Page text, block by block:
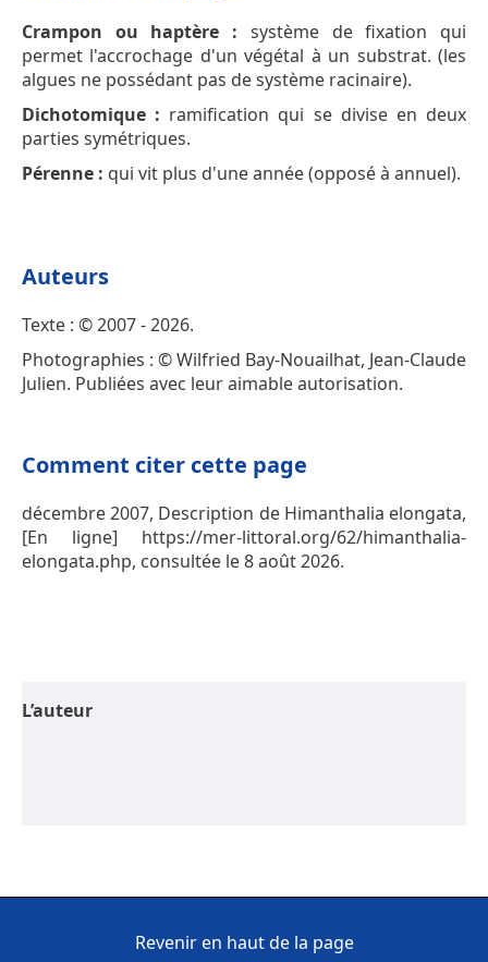
Crampon ou haptère : système de fixation qui
permet l'accrochage d'un végétal à un substrat. (les
algues ne possédant pas de système racinaire).
Dichotomique : ramification qui se divise en deux
parties symétriques.
Pérenne : qui vit plus d'une année (opposé à annuel).
Auteurs
Texte : © 2007 - 2026.
Photographies : © Wilfried Bay-Nouailhat, Jean-Claude
Julien. Publiées avec leur aimable autorisation.
Comment citer cette page
décembre 2007, Description de Himanthalia elongata,
[En ligne] https://mer-littoral.org/62/himanthalia-
elongata.php, consultée le 8 août 2026.
L’auteur
Revenir en haut de la page